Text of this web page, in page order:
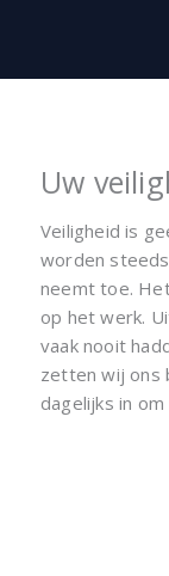
Uw
Veiligheid is
worden
neemt toe.
op het werk.
vaak nooit
zetten wij ons
dagelijks in